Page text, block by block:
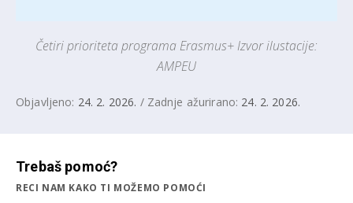
Četiri prioriteta programa Erasmus+ Izvor ilustacije:
AMPEU
Objavljeno: 24. 2. 2026. / Zadnje ažurirano: 24. 2. 2026.
Trebaš pomoć?
RECI NAM KAKO TI MOŽEMO POMOĆI